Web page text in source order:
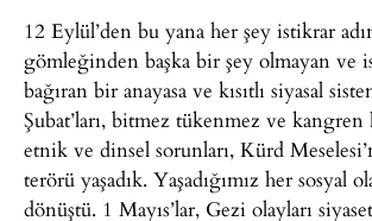
12 Eylül’den bu yana her şey istikrar
gömleğinden başka bir şey olmayan ve
bağıran bir anayasa ve kısıtlı siyasal
Şubat’ları, bitmez tükenmez ve
etnik ve dinsel sorunları, Kürd
terörü yaşadık. Yaşadığımız her sosyal
dönüştü. 1 Mayıs’lar, Gezi olayları